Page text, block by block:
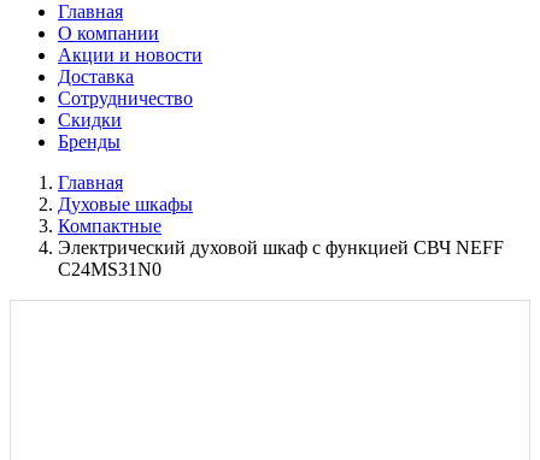
Главная
О компании
Акции и новости
Доставка
Сотрудничество
Скидки
Бренды
Главная
Духовые шкафы
Компактные
Электрический духовой шкаф с функцией СВЧ NEFF
C24MS31N0